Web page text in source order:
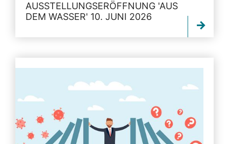
AUSSTELLUNGSERÖFFNUNG 'AUS
DEM WASSER' 10. JUNI 2026